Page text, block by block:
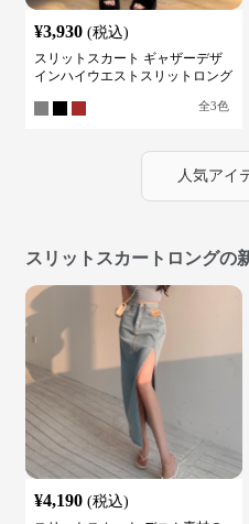
¥3,930 (税込)
スリットスカート ギャザーデザ
インハイウエストスリットロング
全3色
人気アイ
スリットスカートロングの
¥4,190 (税込)